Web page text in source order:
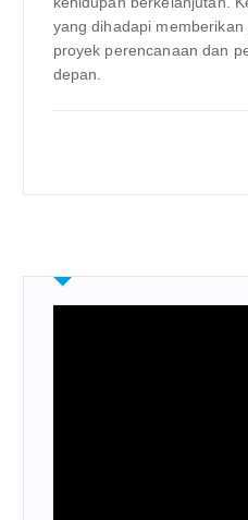
yang dihadapi
proyek perencanaan dan
depan.